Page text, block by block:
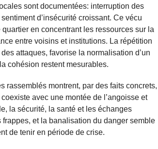
sont documentées: interruption des
d’insécurité croissant. Ce vécu
en concentrant les ressources sur la
entre voisins et institutions. La répétition
attaques, favorise la normalisation d’un
cohésion restent mesurables.
rassemblés montrent, par des faits concrets,
avec une montée de l’angoisse et
la sécurité, la santé et les échanges
et la banalisation du danger semble
de tenir en période de crise.